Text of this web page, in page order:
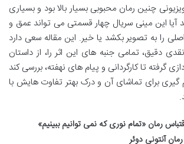
چنین رمان محبوبی بسیار بالا بود و بسیاری
آیا این مینی سریال چهار قسمتی می تواند عمق و
را به تصویر بکشد یا خیر. این مقاله سعی دارد
دقیق، تمامی جنبه های این اثر را، از داستان
گرفته تا کارگردانی و پیام های نهفته، بررسی کند
گیری برای تماشای آن و درک بهتر تفاوت هایش با
رمان «تمام نوری که نمی توانیم ببینیم»
آنتونی دوئر